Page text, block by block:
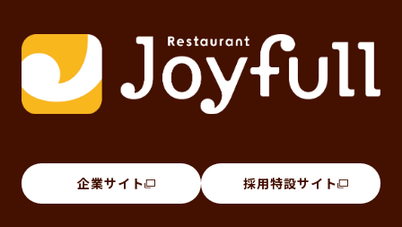
企業サイト 採用特設サイト